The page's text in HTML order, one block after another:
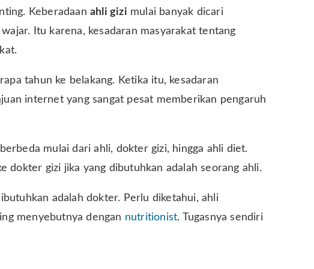
Keberadaan ahli gizi mulai banyak dicari
Itu karena, kesadaran masyarakat tentang
tahun ke belakang. Ketika itu, kesadaran
internet yang sangat pesat memberikan pengaruh
mulai dari ahli, dokter gizi, hingga ahli diet.
dokter gizi jika yang dibutuhkan adalah seorang ahli.
adalah dokter. Perlu diketahui, ahli
menyebutnya dengan nutritionist. Tugasnya sendiri